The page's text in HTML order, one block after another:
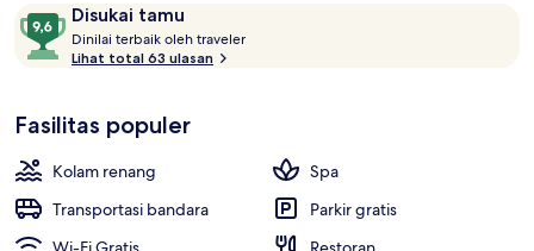
Ulasan Disukai tamu
9,6
dari
10,
tamu
Dinilai terbaik oleh traveler
Lihat total 63 ulasan
Fasilitas populer
Kolam renang
Spa
Transportasi bandara
Parkir gratis